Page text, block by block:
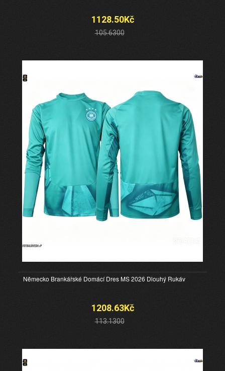
1128.50Kč
105.6300
Německo Brankářské Domácí Dres MS 2026 Dlouhý Rukáv
1208.63Kč
113.1300